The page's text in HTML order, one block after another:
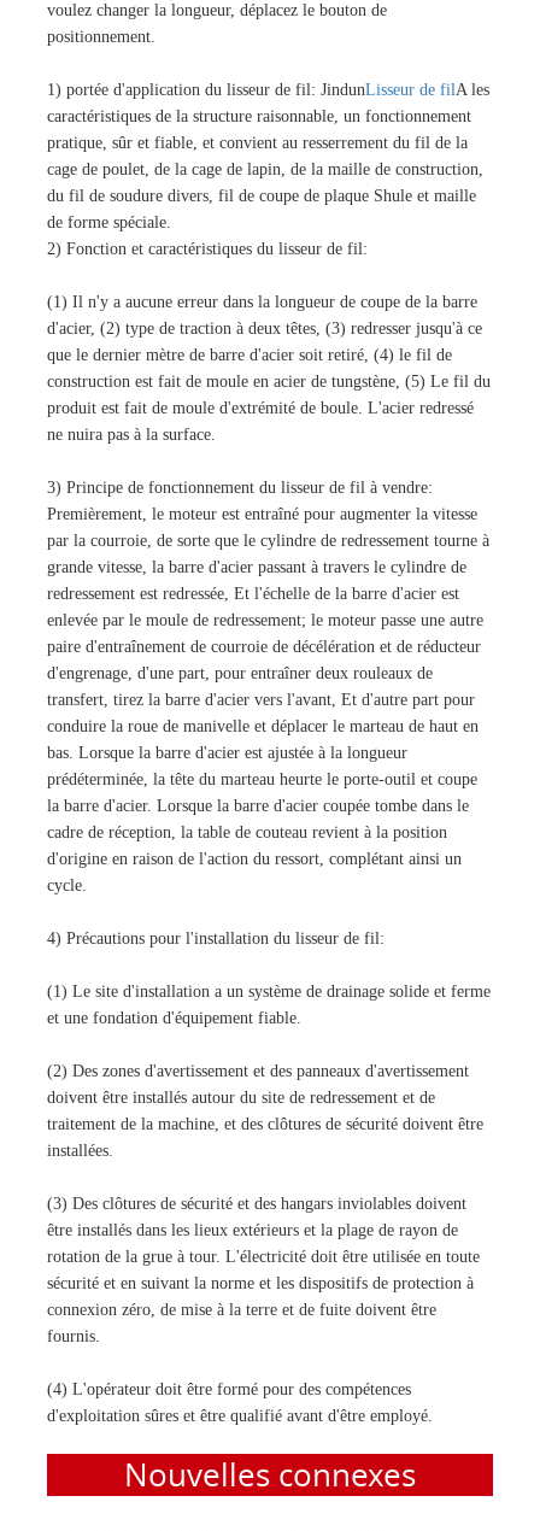
voulez changer la longueur, déplacez le bouton de
positionnement.
1) portée d'application du lisseur de fil: JindunLisseur de filA les
caractéristiques de la structure raisonnable, un fonctionnement
pratique, sûr et fiable, et convient au resserrement du fil de la
cage de poulet, de la cage de lapin, de la maille de construction,
du fil de soudure divers, fil de coupe de plaque Shule et maille
de forme spéciale.
2) Fonction et caractéristiques du lisseur de fil:
(1) Il n'y a aucune erreur dans la longueur de coupe de la barre
d'acier, (2) type de traction à deux têtes, (3) redresser jusqu'à ce
que le dernier mètre de barre d'acier soit retiré, (4) le fil de
construction est fait de moule en acier de tungstène, (5) Le fil du
produit est fait de moule d'extrémité de boule. L'acier redressé
ne nuira pas à la surface.
3) Principe de fonctionnement du lisseur de fil à vendre:
Premièrement, le moteur est entraîné pour augmenter la vitesse
par la courroie, de sorte que le cylindre de redressement tourne à
grande vitesse, la barre d'acier passant à travers le cylindre de
redressement est redressée, Et l'échelle de la barre d'acier est
enlevée par le moule de redressement; le moteur passe une autre
paire d'entraînement de courroie de décélération et de réducteur
d'engrenage, d'une part, pour entraîner deux rouleaux de
transfert, tirez la barre d'acier vers l'avant, Et d'autre part pour
conduire la roue de manivelle et déplacer le marteau de haut en
bas. Lorsque la barre d'acier est ajustée à la longueur
prédéterminée, la tête du marteau heurte le porte-outil et coupe
la barre d'acier. Lorsque la barre d'acier coupée tombe dans le
cadre de réception, la table de couteau revient à la position
d'origine en raison de l'action du ressort, complétant ainsi un
cycle.
4) Précautions pour l'installation du lisseur de fil:
(1) Le site d'installation a un système de drainage solide et ferme
et une fondation d'équipement fiable.
(2) Des zones d'avertissement et des panneaux d'avertissement
doivent être installés autour du site de redressement et de
traitement de la machine, et des clôtures de sécurité doivent être
installées.
(3) Des clôtures de sécurité et des hangars inviolables doivent
être installés dans les lieux extérieurs et la plage de rayon de
rotation de la grue à tour. L'électricité doit être utilisée en toute
sécurité et en suivant la norme et les dispositifs de protection à
connexion zéro, de mise à la terre et de fuite doivent être
fournis.
(4) L'opérateur doit être formé pour des compétences
d'exploitation sûres et être qualifié avant d'être employé.
Nouvelles connexes